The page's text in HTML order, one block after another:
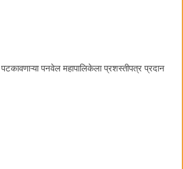
पनवेल महापालिकेला प्रशस्तीपत्र प्रदान